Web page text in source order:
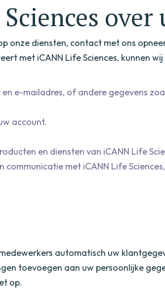
onze diensten, contact met ons
met iCANN Life Sciences, kunnen
e-mailadres, of andere gegevens
account.
en diensten van iCANN Life
communicatie met iCANN Life
automatisch uw
toevoegen aan uw persoonlijke
op.